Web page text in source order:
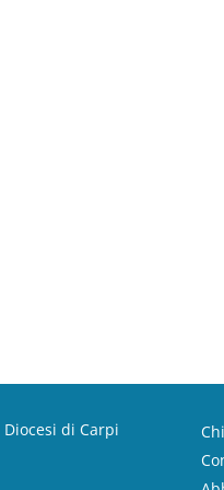
Diocesi di Carpi